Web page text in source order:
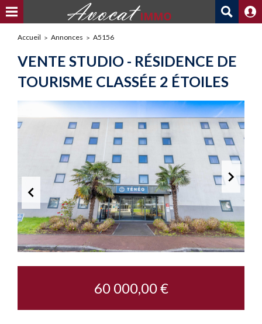
Accueil Annonces A5156
VENTE STUDIO - RÉSIDENCE DE
TOURISME CLASSÉE 2 ÉTOILES
60 000,00 €